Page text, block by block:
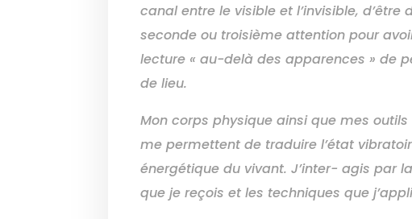
canal entre le visible et l’invisible, d’être
seconde ou troisième attention pour
lecture « au-delà des apparences » de
de lieu.
Mon corps physique ainsi que mes
me permettent de traduire l’état
énergétique du vivant. J’inter- agis par
que je reçois et les techniques que